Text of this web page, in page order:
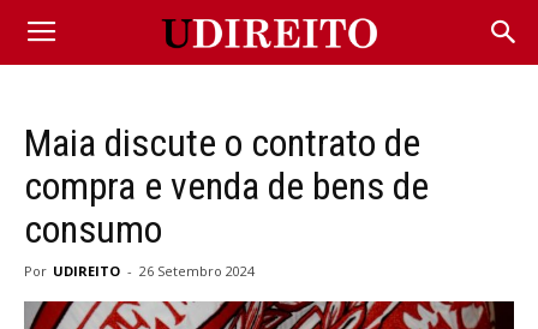
Maia discute o contrato de
compra e venda de bens de
consumo
Por UDIREITO - 26 Setembro 2024